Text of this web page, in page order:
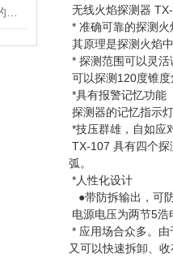
无线火焰探测器
* 准确可靠的探测火
其原理是探测火焰
* 探测范围可以灵活
可以探测120度锥
*具有报警记忆功能
探测器的记忆指示
*技压群雄，自如应
TX-107 具有四个
弧。
*人性化设计
●带防拆输出，可
电源电压为两节5
* 应用场合众多。
又可以快速拆卸、